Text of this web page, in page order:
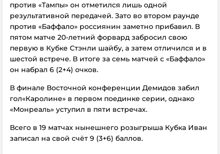
против «Тампы» он отметился лишь одной
результативной передачей. Зато во втором раунде
против «Баффало» россиянин заметно прибавил. В
пятом матче 20-летний форвард забросил свою
первую в Кубке Стэнли шайбу, а затем отличился и в
шестой встрече. В итоге за семь матчей с «Баффало»
он набрал 6 (2+4) очков.
В финале Восточной конференции Демидов забил
гол«Каролине» в первом поединке серии, однако
«Монреаль» уступил в пяти встречах.
Всего в 19 матчах нынешнего розыгрыша Кубка Иван
записал на свой счёт 9 (3+6) баллов.